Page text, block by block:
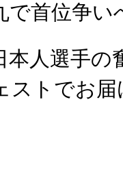
で首位争い
本人選手の
ストでお